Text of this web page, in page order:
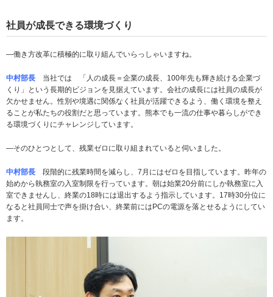
社員が成長できる環境づくり
―働き方改革に積極的に取り組んでいらっしゃいますね。
中村部長 当社では 「人の成長＝企業の成長、100年先も輝き続ける企業づ
くり」という長期的ビジョンを見据えています。会社の成長には社員の成長が
欠かせません。性別や境遇に関係なく社員が活躍できるよう、働く環境を整え
ることが私たちの役割だと思っています。熊本でも一流の仕事や暮らしができ
る環境づくりにチャレンジしています。
­―そのひとつとして、残業ゼロに取り組まれていると伺いました。
中村部長 段階的に残業時間を減らし、7月にはゼロを目指しています。昨年の
始めから執務室の入室制限を行っています。朝は始業20分前にしか執務室に入
室できませんし、終業の18時には退出するよう指示しています。17時30分位に
なると社員同士で声を掛け合い、終業前にはPCの電源を落とせるようにしてい
ます。